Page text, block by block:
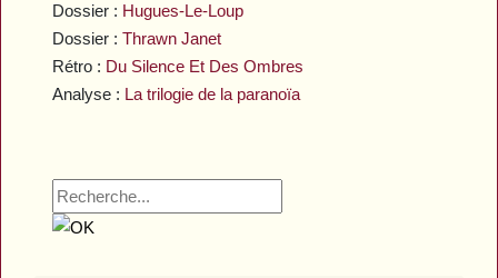
Dossier : Hugues-Le-Loup
Dossier :Thrawn Janet
Rétro : Du Silence Et Des Ombres
Analyse : La trilogie de la paranoïa